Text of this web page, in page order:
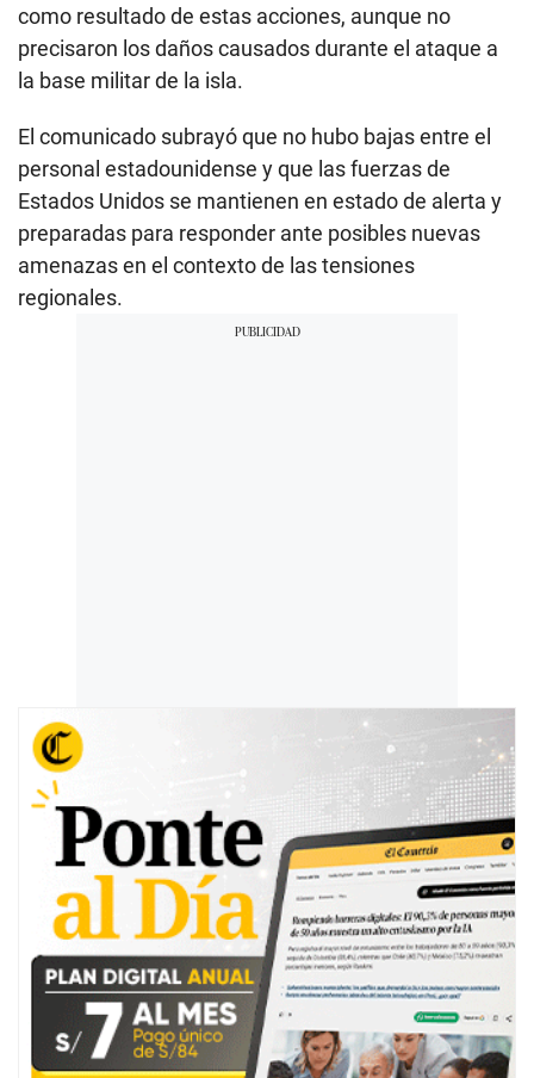
como resultado de estas acciones, aunque no
precisaron los daños causados durante el ataque a
la base militar de la isla.
El comunicado subrayó que no hubo bajas entre el
personal estadounidense y que las fuerzas de
Estados Unidos se mantienen en estado de alerta y
preparadas para responder ante posibles nuevas
amenazas en el contexto de las tensiones
regionales.